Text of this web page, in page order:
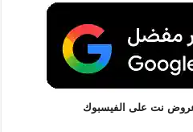
نت على الفيسبوك